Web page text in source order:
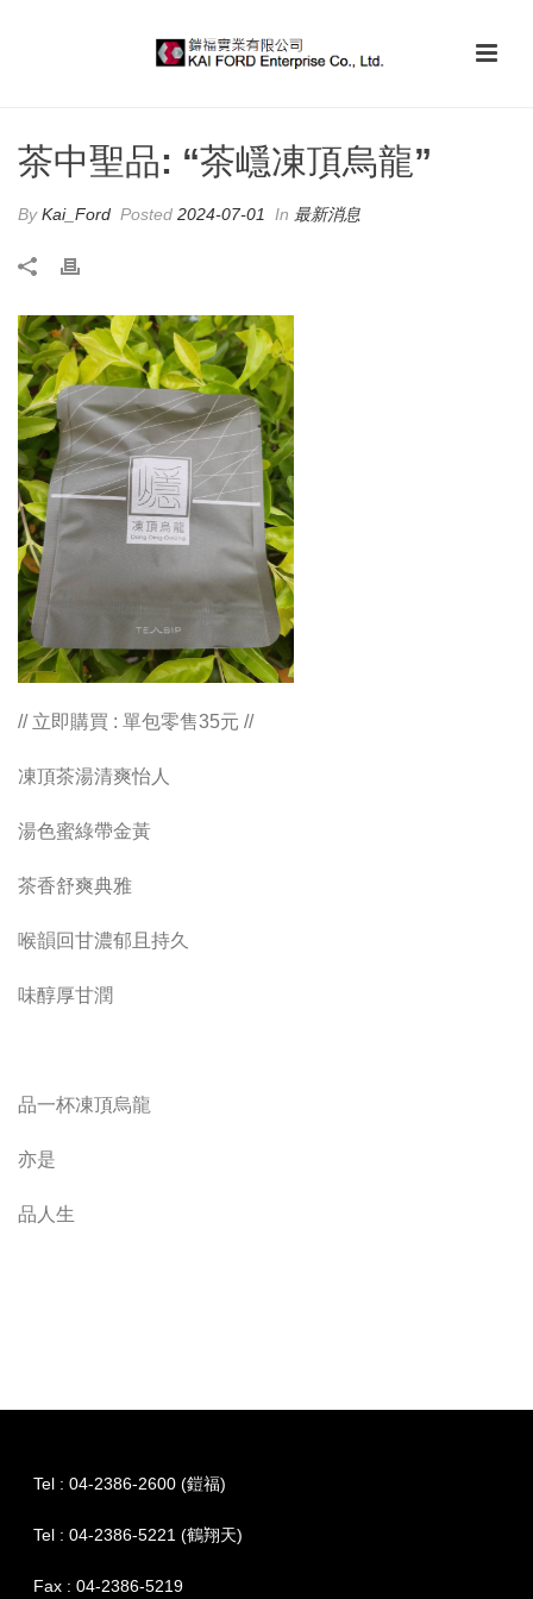
茶中聖品: “茶嶾凍頂烏龍”
ByKai_Ford Posted 2024-07-01 In 最新消息
// 立即購買 : 單包零售35元 //
凍頂茶湯清爽怡人
湯色蜜綠帶金黃
茶香舒爽典雅
喉韻回甘濃郁且持久
味醇厚甘潤
品一杯凍頂烏龍
亦是
品人生
Tel : 04-2386-2600 (鎧福)
Tel : 04-2386-5221 (鶴翔天)
Fax : 04-2386-5219